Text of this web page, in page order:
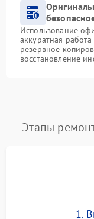
Использование
аккуратная
резервное
восстановление
Этапы
1.